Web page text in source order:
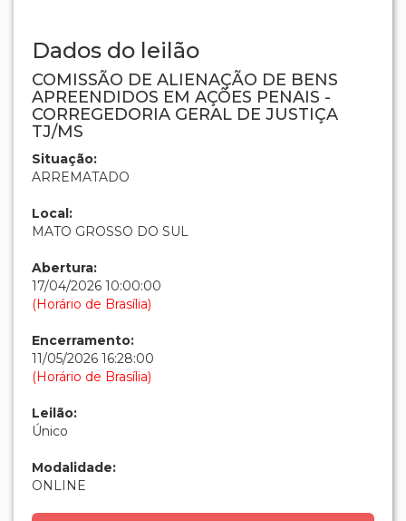
Dados do leilão
COMISSÃO DE ALIENAÇÃO DE BENS
APREENDIDOS EM AÇÕES PENAIS -
CORREGEDORIA GERAL DE JUSTIÇA
TJ/MS
Situação:
ARREMATADO
Local:
MATO GROSSO DO SUL
Abertura:
17/04/2026 10:00:00
(Horário de Brasília)
Encerramento:
11/05/2026 16:28:00
(Horário de Brasília)
Leilão:
Único
Modalidade:
ONLINE